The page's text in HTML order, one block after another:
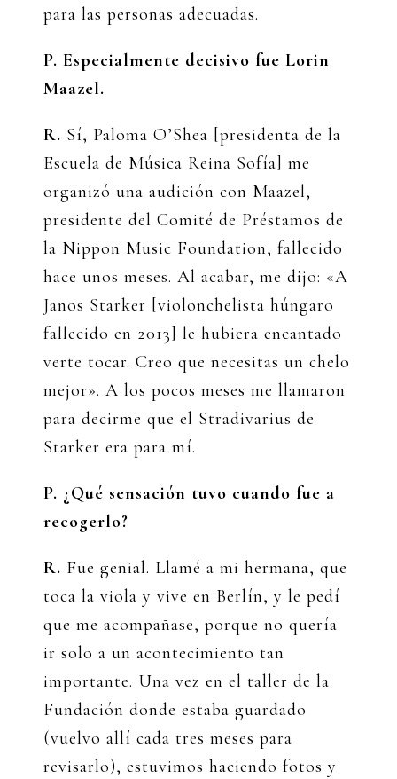
para las personas adecuadas.
P. Especialmente decisivo fue Lorin
Maazel.
R. Sí, Paloma O’Shea [presidenta de la
Escuela de Música Reina Sofía] me
organizó una audición con Maazel,
presidente del Comité de Préstamos de
la Nippon Music Foundation, fallecido
hace unos meses. Al acabar, me dijo: «A
Janos Starker [violonchelista húngaro
fallecido en 2013] le hubiera encantado
verte tocar. Creo que necesitas un chelo
mejor». A los pocos meses me llamaron
para decirme que el Stradivarius de
Starker era para mí.
P. ¿Qué sensación tuvo cuando fue a
recogerlo?
R. Fue genial. Llamé a mi hermana, que
toca la viola y vive en Berlín, y le pedí
que me acompañase, porque no quería
ir solo a un acontecimiento tan
importante. Una vez en el taller de la
Fundación donde estaba guardado
(vuelvo allí cada tres meses para
revisarlo), estuvimos haciendo fotos y